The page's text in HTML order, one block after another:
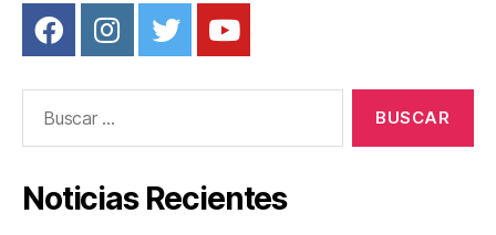
Noticias Recientes